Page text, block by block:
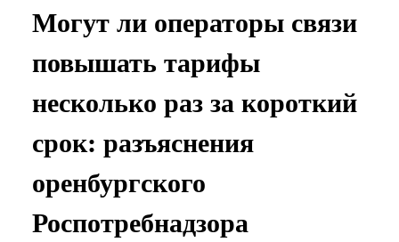
Могут ли операторы связи
повышать тарифы
несколько раз за короткий
срок: разъяснения
оренбургского
Роспотребнадзора